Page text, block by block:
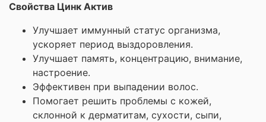
Свойства Цинк Актив
Улучшает иммунный статус организма,
ускоряет период выздоровления.
Улучшает память, концентрацию, внимание,
настроение.
Эффективен при выпадении волос.
Помогает решить проблемы с кожей,
склонной к дерматитам, сухости, сыпи,